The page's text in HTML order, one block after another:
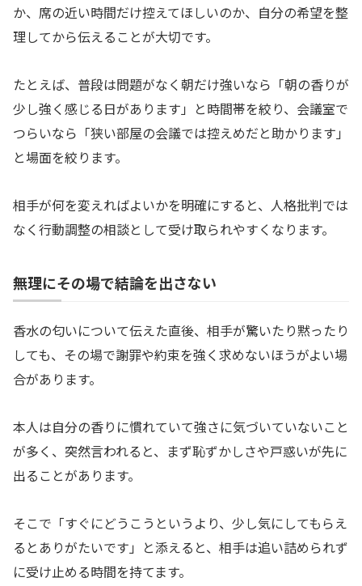
か、席の近い時間だけ控えてほしいのか、自分の希望を整
理してから伝えることが大切です。
たとえば、普段は問題がなく朝だけ強いなら「朝の香りが
少し強く感じる日があります」と時間帯を絞り、会議室で
つらいなら「狭い部屋の会議では控えめだと助かります」
と場面を絞ります。
相手が何を変えればよいかを明確にすると、人格批判では
なく行動調整の相談として受け取られやすくなります。
無理にその場で結論を出さない
香水の匂いについて伝えた直後、相手が驚いたり黙ったり
しても、その場で謝罪や約束を強く求めないほうがよい場
合があります。
本人は自分の香りに慣れていて強さに気づいていないこと
が多く、突然言われると、まず恥ずかしさや戸惑いが先に
出ることがあります。
そこで「すぐにどうこうというより、少し気にしてもらえ
るとありがたいです」と添えると、相手は追い詰められず
に受け止める時間を持てます。